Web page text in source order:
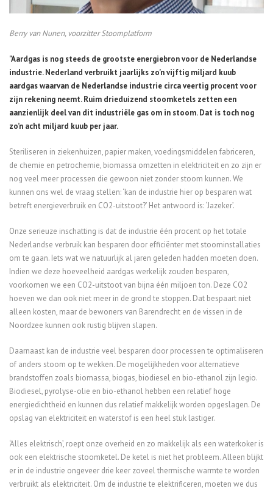
Berry van Nunen, voorzitter Stoomplatform
"Aardgas is nog steeds de grootste energiebron voor de Nederlandse
industrie. Nederland verbruikt jaarlijks zo’n vijftig miljard kuub
aardgas waarvan de Nederlandse industrie circa veertig procent voor
zijn rekening neemt. Ruim drieduizend stoomketels zetten een
aanzienlijk deel van dit industriële gas om in stoom. Dat is toch nog
zo’n acht miljard kuub per jaar.
Steriliseren in ziekenhuizen, papier maken, voedingsmiddelen fabriceren,
de chemie en petrochemie, biomassa omzetten in elektriciteit en zo zijn er
nog veel meer processen die gewoon niet zonder stoom kunnen. We
kunnen ons wel de vraag stellen: ‘kan de industrie hier op besparen wat
betreft energieverbruik en CO2-uitstoot?’ Het antwoord is: ‘Jazeker’.
Onze serieuze inschatting is dat de industrie één procent op het totale
Nederlandse verbruik kan besparen door efficiënter met stoominstallaties
om te gaan. Iets wat we natuurlijk al jaren geleden hadden moeten doen.
Indien we deze hoeveelheid aardgas werkelijk zouden besparen,
voorkomen we een CO2-uitstoot van bijna één miljoen ton. Deze CO2
hoeven we dan ook niet meer in de grond te stoppen. Dat bespaart niet
alleen kosten, maar de bewoners van Barendrecht en de vissen in de
Noordzee kunnen ook rustig blijven slapen.
Daarnaast kan de industrie veel besparen door processen te optimaliseren
of anders stoom op te wekken. De mogelijkheden voor alternatieve
brandstoffen zoals biomassa, biogas, biodiesel en bio-ethanol zijn legio.
Biodiesel, pyrolyse-olie en bio-ethanol hebben een relatief hoge
energiedichtheid en kunnen dus relatief makkelijk worden opgeslagen. De
opslag van elektriciteit en waterstof is een heel stuk lastiger.
‘Alles elektrisch’, roept onze overheid en zo makkelijk als een waterkoker is
ook een elektrische stoomketel. De ketel is niet het probleem. Alleen blijkt
er in de industrie ongeveer drie keer zoveel thermische warmte te worden
verbruikt als elektriciteit. Om de industrie te elektrificeren, moeten we dus